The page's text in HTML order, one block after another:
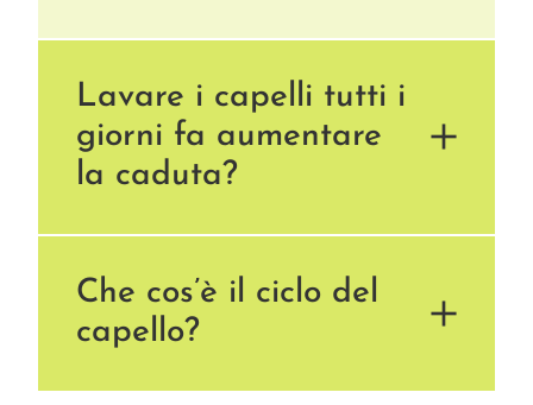
Lavare i capelli tutti i
giorni fa aumentare
la caduta?
Che cos’è il ciclo del
capello?